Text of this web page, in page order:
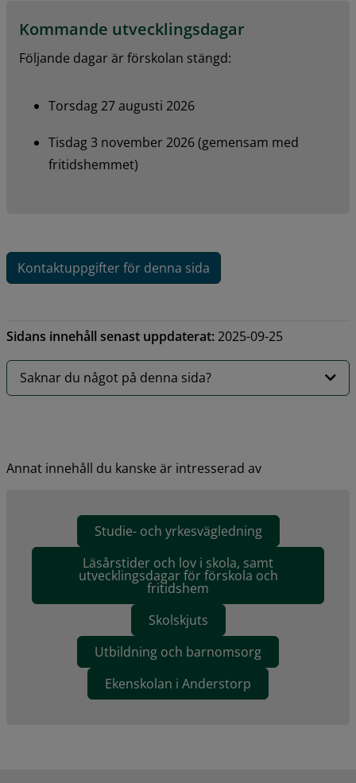
Kommande utvecklingsdagar
Följande dagar är förskolan stängd:
Torsdag 27 augusti 2026
Tisdag 3 november 2026 (gemensam med
fritidshemmet)
Kontaktuppgifter för denna sida
Sidans innehåll senast uppdaterat:2025-09-25
Saknar du något på denna sida?
Annat innehåll du kanske är intresserad av
Studie- och yrkesvägledning
Läsårstider och lov i skola, samt
utvecklingsdagar för förskola och
fritidshem
Skolskjuts
Utbildning och barnomsorg
Ekenskolan i Anderstorp